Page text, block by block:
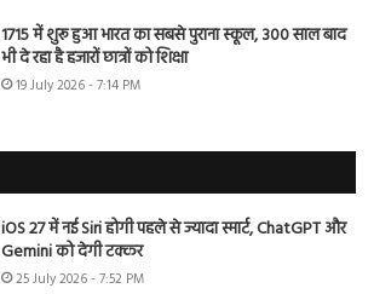
1715 में शुरू हुआ भारत का सबसे पुराना स्कूल, 300 साल बाद
भी दे रहा है हजारों छात्रों को शिक्षा
19 July 2026 - 7:14 PM
iOS 27 में नई Siri होगी पहले से ज्यादा स्मार्ट, ChatGPT और
Gemini को देगी टक्कर
25 July 2026 - 7:52 PM